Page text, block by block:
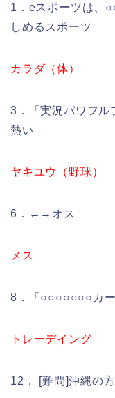
1．eスポーツは、
しめるスポーツ
カラダ（体）
3．「実況パワフ
熱い
ヤキユウ（野球）
6．←→オス
メス
8．「○○○○○○○カ
トレーデイング
12． [難問]沖縄の